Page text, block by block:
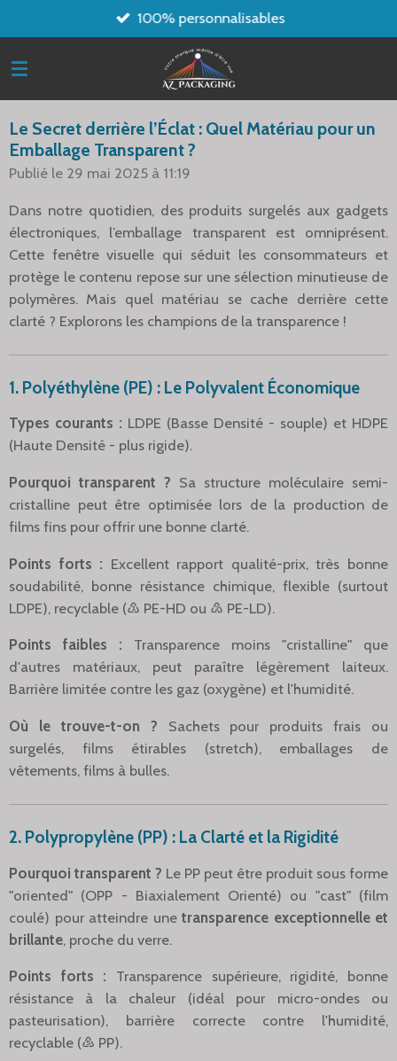
au
contenu
100% personnalisables
Le Secret derrière l’Éclat : Quel Matériau pour un
Emballage Transparent ?
Publié le 29 mai 2025 à 11:19
Dans notre quotidien, des produits surgelés aux gadgets
électroniques, l’emballage transparent est omniprésent.
Cette fenêtre visuelle qui séduit les consommateurs et
protège le contenu repose sur une sélection minutieuse de
polymères. Mais quel matériau se cache derrière cette
clarté ? Explorons les champions de la transparence !
1. Polyéthylène (PE) : Le Polyvalent Économique
Types courants : LDPE (Basse Densité - souple) et HDPE
(Haute Densité - plus rigide).
Pourquoi transparent ? Sa structure moléculaire semi-
cristalline peut être optimisée lors de la production de
films fins pour offrir une bonne clarté.
Points forts : Excellent rapport qualité-prix, très bonne
soudabilité, bonne résistance chimique, flexible (surtout
LDPE), recyclable (♳ PE-HD ou ♴ PE-LD).
Points faibles :
Transparence moins "cristalline" que
d'autres matériaux, peut paraître légèrement laiteux.
Barrière limitée contre les gaz (oxygène) et l'humidité.
Où le trouve-t-on ?
Sachets pour produits frais ou
surgelés, films étirables (stretch), emballages de
vêtements, films à bulles.
2. Polypropylène (PP) : La Clarté et la Rigidité
Pourquoi transparent ? Le PP peut être produit sous forme
"oriented" (OPP - Biaxialement Orienté) ou "cast" (film
coulé) pour atteindre une transparence exceptionnelle et
brillante, proche du verre.
Points forts :
Transparence supérieure, rigidité, bonne
résistance à la chaleur (idéal pour micro-ondes ou
pasteurisation), barrière correcte contre l'humidité,
recyclable (♷ PP).